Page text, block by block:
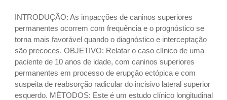
INTRODUÇÃO: As impacções de caninos superiores
permanentes ocorrem com frequência e o prognóstico se
torna mais favorável quando o diagnóstico e interceptação
são precoces. OBJETIVO: Relatar o caso clínico de uma
paciente de 10 anos de idade, com caninos superiores
permanentes em processo de erupção ectópica e com
suspeita de reabsorção radicular do incisivo lateral superior
esquerdo. MÉTODOS: Este é um estudo clínico longitudinal